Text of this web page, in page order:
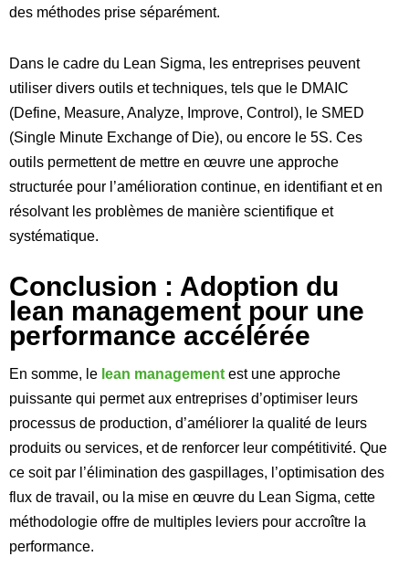
des méthodes prise séparément.
Dans le cadre du Lean Sigma, les entreprises peuvent
utiliser divers outils et techniques, tels que le DMAIC
(Define, Measure, Analyze, Improve, Control), le SMED
(Single Minute Exchange of Die), ou encore le 5S. Ces
outils permettent de mettre en œuvre une approche
structurée pour l’amélioration continue, en identifiant et en
résolvant les problèmes de manière scientifique et
systématique.
Conclusion : Adoption du
lean management pour une
performance accélérée
En somme, le lean management est une approche
puissante qui permet aux entreprises d’optimiser leurs
processus de production, d’améliorer la qualité de leurs
produits ou services, et de renforcer leur compétitivité. Que
ce soit par l’élimination des gaspillages, l’optimisation des
flux de travail, ou la mise en œuvre du Lean Sigma, cette
méthodologie offre de multiples leviers pour accroître la
performance.